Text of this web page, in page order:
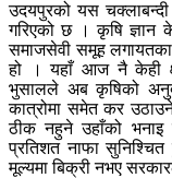
उदयपुरको यस
गरिएको छ । कृषि ज्ञान
समाजसेवी समूह लगायतका
हो । यहाँ आज नै केही
भुसालले अब कृषिको
कात्रोमा समेत कर
ठीक नहुने उहाँको
प्रतिशत नाफा
मूल्यमा बिक्री नभए